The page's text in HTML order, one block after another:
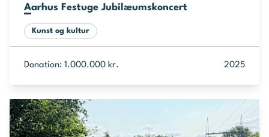
Aarhus Festuge Jubilæumskoncert
Kunst og kultur
Donation: 1.000.000 kr. 2025